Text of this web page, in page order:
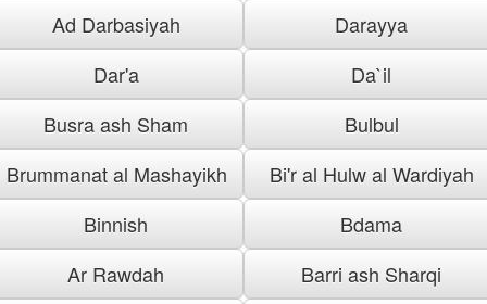
Ad Darbasiyah
Darayya
Dar'a
Da`il
Busra ash Sham
Bulbul
Brummanat al Mashayikh
Bi'r al Hulw al Wardiyah
Binnish
Bdama
Ar Rawdah
Barri ash Sharqi